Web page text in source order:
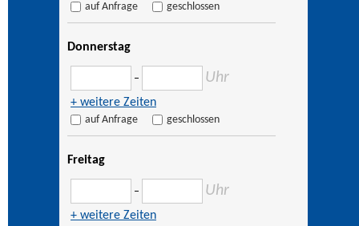
auf Anfrage geschlossen
Donnerstag
– Uhr
+ weitere Zeiten
auf Anfrage geschlossen
Freitag
– Uhr
+ weitere Zeiten